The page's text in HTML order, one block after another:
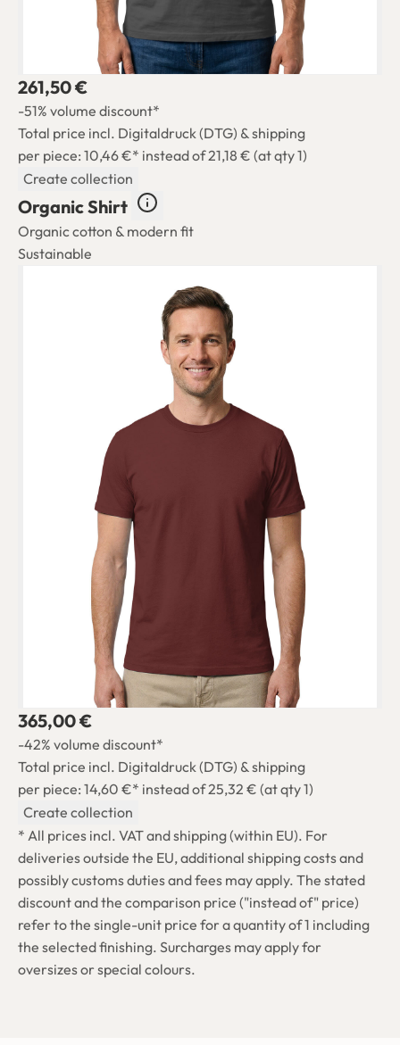
261,50 €
-51% volume discount*
Total price incl. Digitaldruck (DTG) & shipping
per piece: 10,46 €* instead of 21,18 € (at qty 1)
Create collection
Organic Shirt
Organic cotton & modern fit
Sustainable
365,00 €
-42% volume discount*
Total price incl. Digitaldruck (DTG) & shipping
per piece: 14,60 €* instead of 25,32 € (at qty 1)
Create collection
* All prices incl. VAT and shipping (within EU). For
deliveries outside the EU, additional shipping costs and
possibly customs duties and fees may apply. The stated
discount and the comparison price ("instead of" price)
refer to the single-unit price for a quantity of 1 including
the selected finishing. Surcharges may apply for
oversizes or special colours.